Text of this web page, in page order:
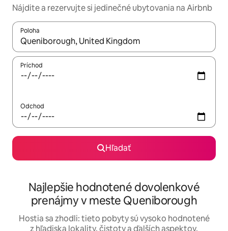
Nájdite a rezervujte si jedinečné ubytovania na Airbnb
Poloha
Keď budú výsledky k dispozícii, môžete si ich prechádzať
Príchod
Odchod
Hľadať
Najlepšie hodnotené dovolenkové
prenájmy v meste Queniborough
Hostia sa zhodli: tieto pobyty sú vysoko hodnotené
z hľadiska lokality, čistoty a ďalších aspektov.